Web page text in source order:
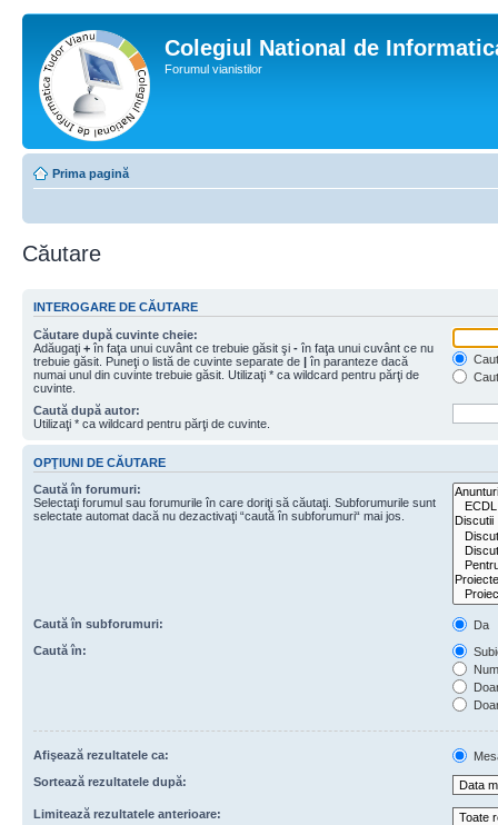
Colegiul National de
Forumul vianistilor
Prima pagină
Căutare
INTEROGARE DE CĂUTARE
Căutare după cuvinte cheie:
Adăugaţi + în faţa unui cuvânt ce trebuie găsit şi - în faţa unui cuvânt ce nu
trebuie găsit. Puneţi o listă de cuvinte separate de | în paranteze dacă
numai unul din cuvinte trebuie găsit. Utilizaţi * ca wildcard pentru părţi de
cuvinte.
Caută după autor:
Utilizaţi * ca wildcard pentru părţi de cuvinte.
OPŢIUNI DE CĂUTARE
Caută în forumuri:
Selectaţi forumul sau forumurile în care doriţi să căutaţi. Subforumurile sunt
selectate automat dacă nu dezactivaţi “caută în subforumuri“ mai jos.
Caută în subforumuri:
Da
Caută în:
Afişează rezultatele ca:
Sortează rezultatele după:
Limitează rezultatele anterioare: